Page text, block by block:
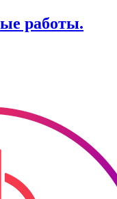
работы.